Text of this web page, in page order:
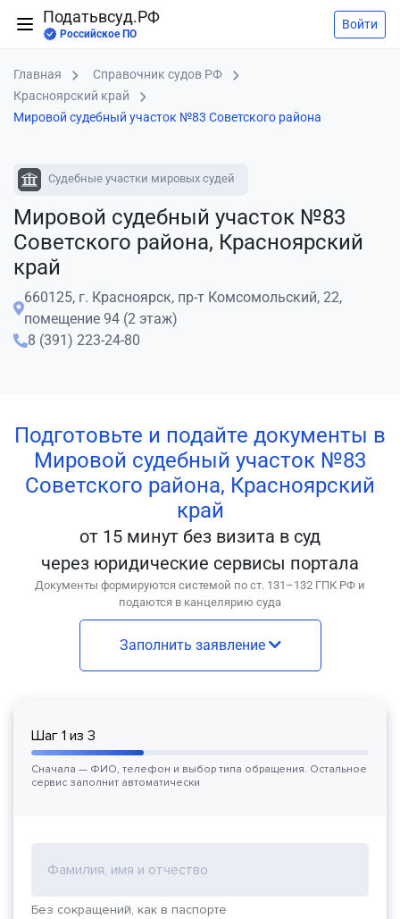
Податьвсуд.РФ
Российское ПО
Войти
Главная
Справочник судов РФ
Красноярский край
Мировой судебный участок №83 Советского района
Судебные участки мировых судей
Мировой судебный участок №83
Советского района, Красноярский
край
660125, г. Красноярск, пр-т Комсомольский, 22,
помещение 94 (2 этаж)
8 (391) 223-24-80
Подготовьте и подайте документы в
Мировой судебный участок №83
Советского района, Красноярский
край
от 15 минут без визита в суд
через юридические сервисы портала
Документы формируются системой по ст. 131–132 ГПК РФ и
подаются в канцелярию суда
Заполнить заявление
Шаг 1 из 3
Сначала — ФИО, телефон и выбор типа обращения. Остальное
сервис заполнит автоматически
Фамилия, имя и отчество
Без сокращений, как в паспорте